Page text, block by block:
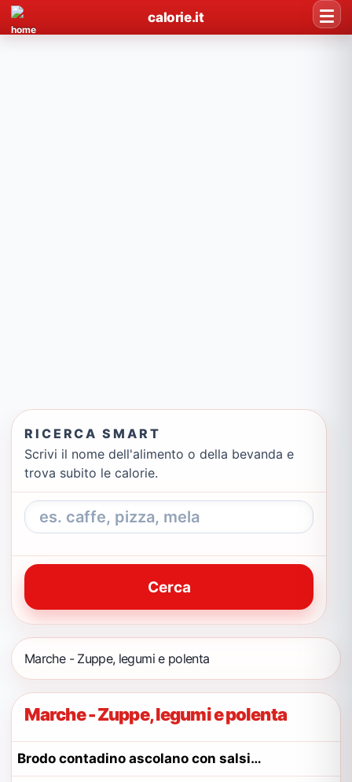
calorie.it
RICERCA SMART
Scrivi il nome dell'alimento o della bevanda e
trova subito le calorie.
Cerca
Marche - Zuppe, legumi e polenta
Marche - Zuppe, legumi e polenta
Brodo contadino ascolano con salsiccia